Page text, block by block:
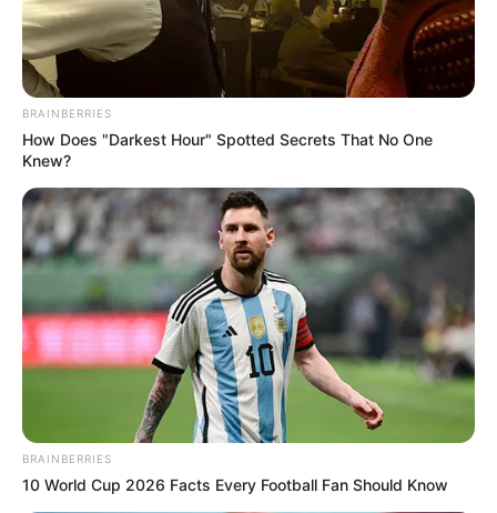
BRAINBERRIES
How Does "Darkest Hour" Spotted Secrets That No One
Knew?
BRAINBERRIES
10 World Cup 2026 Facts Every Football Fan Should Know